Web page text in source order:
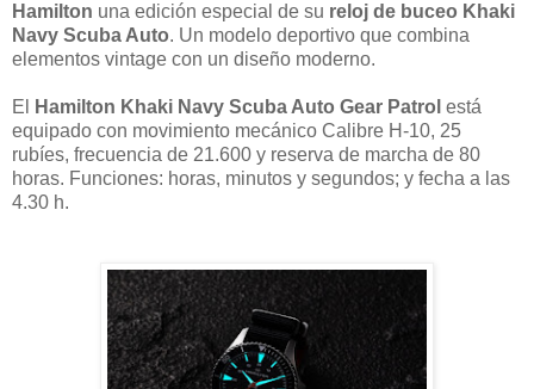
Hamilton una edición especial de su reloj de buceo Khaki
Navy Scuba Auto. Un modelo deportivo que combina
elementos vintage con un diseño moderno.
El Hamilton Khaki Navy Scuba Auto Gear Patrol está
equipado con movimiento mecánico Calibre H-10, 25
rubíes, frecuencia de 21.600 y reserva de marcha de 80
horas. Funciones: horas, minutos y segundos; y fecha a las
4.30 h.